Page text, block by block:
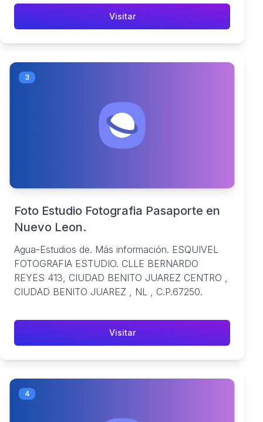
Visitar
3
Foto Estudio Fotografia Pasaporte en
Nuevo Leon.
Agua-Estudios de. Más información. ESQUIVEL
FOTOGRAFIA ESTUDIO. CLLE BERNARDO
REYES 413, CIUDAD BENITO JUAREZ CENTRO ,
CIUDAD BENITO JUAREZ , NL , C.P.67250.
Visitar
4